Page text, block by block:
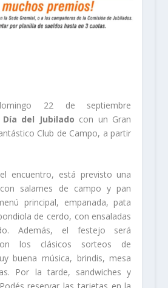
22 de septiembre
Día del Jubilado con un Gran
Club de Campo, a partir
encuentro, está previsto una
salames de campo y pan
principal, empanada, pata
de cerdo, con ensaladas
Además, el festejo será
los clásicos sorteos de
buena música, brindis, mesa
Por la tarde, sandwiches y